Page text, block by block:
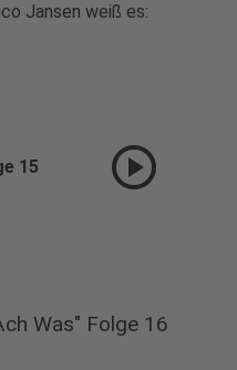
Jansen weiß es:
15 play_circle
Was" Folge 16